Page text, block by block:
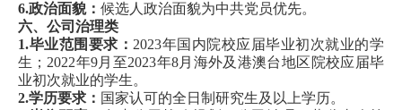
6.政治面貌： 候选人政治面貌为中共党员优先。
六、公司治理类
1.毕业范围要求： 2023年国内院校应届毕业初次就业的学
生； 2022年9月至2023年8月海外及港澳台地区院校应届毕
业初次就业的学生。
2.学历要求： 国家认可的全日制研究生及以上学历。